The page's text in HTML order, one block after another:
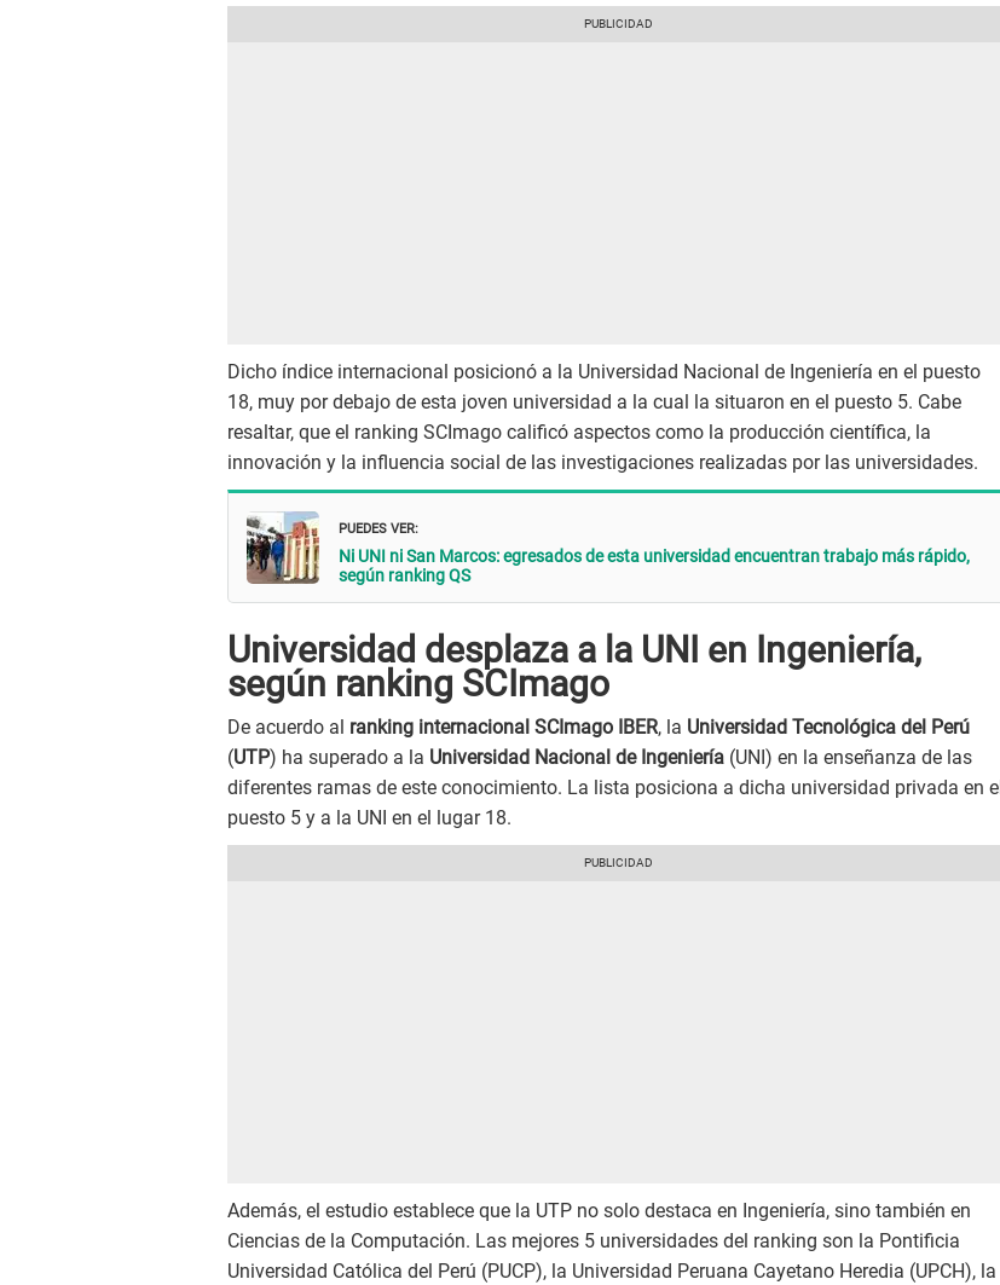
Dicho índice internacional posicionó a la Universidad Nacional de Ingeniería en el puesto
18, muy por debajo de esta joven universidad a la cual la situaron en el puesto 5. Cabe
resaltar, que el ranking SCImago calificó aspectos como la producción científica, la
innovación y la influencia social de las investigaciones realizadas por las universidades.
PUEDES VER:
Ni UNI ni San Marcos: egresados de esta universidad encuentran trabajo más rápido,
según ranking QS
Universidad desplaza a la UNI en Ingeniería,
según ranking SCImago
De acuerdo al ranking internacional SCImago IBER, la Universidad Tecnológica del Perú
(UTP) ha superado a la Universidad Nacional de Ingeniería (UNI) en la enseñanza de las
diferentes ramas de este conocimiento. La lista posiciona a dicha universidad privada en el
puesto 5 y a la UNI en el lugar 18.
Además, el estudio establece que la UTP no solo destaca en Ingeniería, sino también en
Ciencias de la Computación. Las mejores 5 universidades del ranking son la Pontificia
Universidad Católica del Perú (PUCP), la Universidad Peruana Cayetano Heredia (UPCH), la